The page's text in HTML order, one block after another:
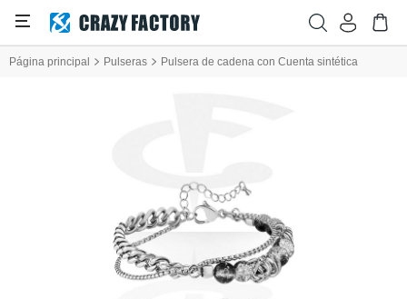
Página principal Pulseras Pulsera de cadena con Cuenta sintética